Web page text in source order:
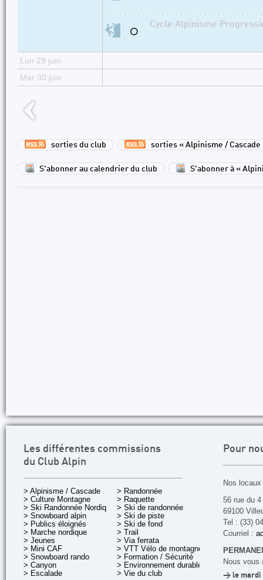
⚪
Cycle Alpinisme
Lun 29 juin
Mar 30 juin
sorties du club sorties « Alpinisme / Cascade
S'abonner au calendrier du club S'abonner à «
Les différentes commissions
du Club Alpin
> Alpinisme / Cascade
> Culture Montagne
> Ski Randonnée Nordique
> Snowboard alpin
> Publics éloignés
> Marche nordique
> Jeunes
> Mini CAF
> Snowboard rando
> Canyon
> Escalade
> Randonnée
> Raquette
> Ski de randonnée
> Ski de piste
> Ski de fond
> Trail
> Via ferrata
> VTT Vélo de montagne
> Formation / Sécurité
> Environnement durable
> Vie du club
Pour
Nos
56 rue du
69100
Tel : (33)
Courriel :
Nous vous
> le mardi